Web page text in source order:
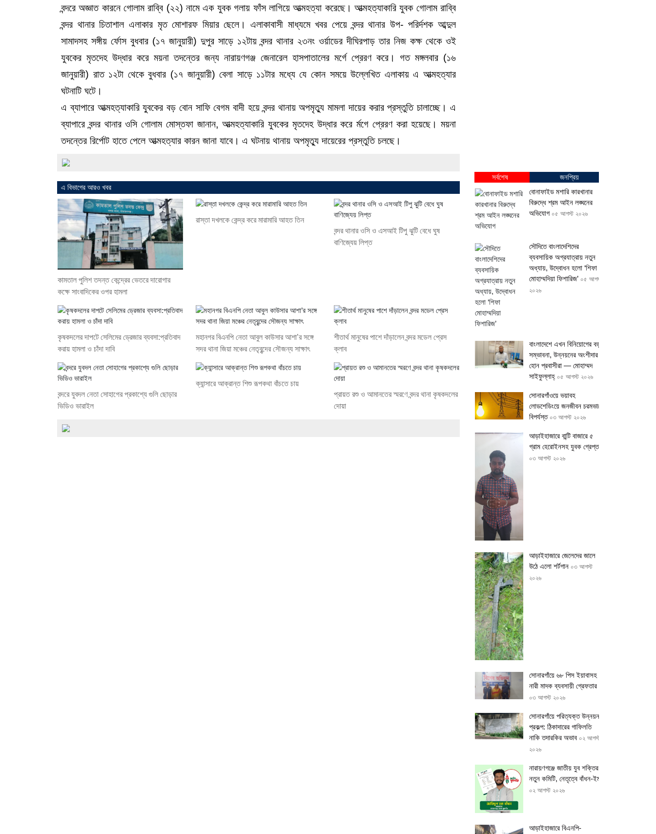
বন্দরে অজ্ঞাত কারনে গোলাম রাব্বি (২২) নামে এক যুবক গলায় ফাঁস লাগিয়ে আত্মহত্যা করেছে। আত্মহত্যাকারি যুবক গোলাম রাব্বি
বন্দর থানার চিতাশাল এলাকার মৃত মোশারফ মিয়ার ছেলে। এলাকাবাসী মাধ্যমে খবর পেয়ে বন্দর থানার উপ- পরির্দশক আব্দুল
সামাদসহ সঙ্গীয় র্ফোস বুধবার (১৭ জানুয়ারী) দুপুর সাড়ে ১২টায় বন্দর থানার ২৩নং ওর্য়াডের দীঘিরপাড় তার নিজ কক্ষ থেকে ওই
যুবকের মৃতদেহ উদ্ধার করে ময়না তদন্তের জন্য নারায়ণগঞ্জ জেনারেল হাসপাতালের মর্গে প্রেরণ করে। গত মঙ্গলবার (১৬
জানুয়ারী) রাত ১২টা থেকে বুধবার (১৭ জানুয়ারী) বেলা সাড়ে ১১টার মধ্যে যে কোন সময়ে উল্লেখিত এলাকায় এ আত্মহত্যার
ঘটনাটি ঘটে।
এ ব্যাপারে আত্মহত্যাকারি যু্বকের বড় বোন সাফি বেগম বাদী হয়ে বন্দর থানায় অপমৃত্যু মামলা দায়ের করার প্রস্তুতি চালাচ্ছে। এ
ব্যাপারে বন্দর থানার ওসি গোলাম মোস্তফা জানান, আত্মহত্যাকারি যুবকের মৃতদেহ উদ্ধার করে র্মগে প্রেরণ করা হয়েছে। ময়না
তদন্তের রির্পোট হাতে পেলে আত্মহত্যার কারন জানা যাবে। এ ঘটনায় থানায় অপমৃত্যু দায়েরের প্রস্তুতি চলছে।
এ বিভাগের আরও খবর
কামতাল পুলিশ তদন্ত কেন্দ্রের ভেতরে দারোগার
কক্ষে সাংবাদিকের ওপর হামলা
রাস্তা দখলকে কেন্দ্র করে মারামারি আহত তিন
বন্দর থানার ওসি ও এসআই টিপু ঝুটি বেধে ঘুষ
বাণিজ্যেয় লিপ্ত
কৃষকদলের দাপটে সেলিমের ড্রেজার ব্যবসা:প্রতিবাদ
করায় হামলা ও চাঁদা দাবি
মহানগর বিএনপি নেতা আবুল কাউসার আশা’র সঙ্গে
সদর থানা জিয়া মঞ্চের নেতৃবৃন্দের সৌজন্য সাক্ষাৎ
শীতার্থ মানুষের পাশে দাঁড়ালেন বন্দর মডেল প্রেস
ক্লাব
বন্দরে যুবদল নেতা সোহাগের প্রকাশ্যে গুলি ছোড়ার
ভিডিও ভারাইল
ক্যান্সারে আক্রান্ত শিশু রূপকথা বাঁচতে চায়
প্রায়ত রশু ও আমানতের স্মরণে বন্দর থানা কৃষকদলের
দোয়া
সর্বশেষ
জনপ্রিয়
বোনাফাইড মশারি কারখানার
বিরুদ্ধে শ্রম আইন লঙ্ঘনের
অভিযোগ ০৫ আগস্ট ২০২৬
সৌদিতে বাংলাদেশিদের
ব্যবসায়িক অগ্রযাত্রায় নতুন
অধ্যায়, উদ্বোধন হলো ‘শিফা
মোহাম্মদিয়া ফিশারিজ’ ০৫ আগস্ট
২০২৬
বাংলাদেশে এখন বিনিয়োগের বড়
সম্ভাবনা, উন্নয়নের অংশীদার
হোন প্রবাসীরা — মোহাম্মদ
সাইফুল্লাহ্ ০৫ আগস্ট ২০২৬
সোনারগাঁওয়ে ভয়াবহ
লোডশেডিংয়ে জনজীবন চরমভাবে
বিপর্যস্ত ০৩ আগস্ট ২০২৬
আড়াইহাজারে বান্টি বাজারে ৫
গ্রাম হেরোইনসহ যুবক গ্রেপ্তার
০৩ আগস্ট ২০২৬
আড়াইহাজারে জেলেদের জালে
উঠে এলো শর্টগান ০৩ আগস্ট
২০২৬
সোনারগাঁয়ে ৬৮ পিস ইয়াবাসহ
নারী মাদক ব্যবসায়ী গ্রেফতার
০৩ আগস্ট ২০২৬
সোনারগাঁয়ে পরিত্যক্ত উন্নয়ন
প্রকল্প: ঠিকাদারের গাফিলতি
নাকি তদারকির অভাব ০২ আগস্ট
২০২৬
নারায়ণগঞ্জে জাতীয় যুব শক্তির
নতুন কমিটি, নেতৃত্বে বাঁধন-ইমন
০২ আগস্ট ২০২৬
আড়াইহাজারে বিএনপি-